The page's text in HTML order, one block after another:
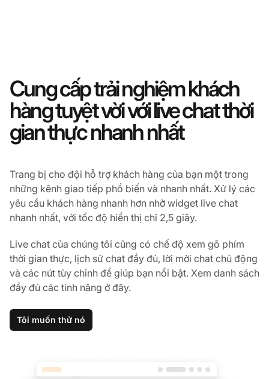
Cung cấp trải nghiệm khách
hàng tuyệt vời với live chat thời
gian thực nhanh nhất
Trang bị cho đội hỗ trợ khách hàng của bạn một trong
những kênh giao tiếp phổ biến và nhanh nhất. Xử lý các
yêu cầu khách hàng nhanh hơn nhờ widget live chat
nhanh nhất, với tốc độ hiển thị chỉ 2,5 giây.
Live chat của chúng tôi cũng có chế độ xem gõ phím
thời gian thực, lịch sử chat đầy đủ, lời mời chat chủ động
và các nút tùy chỉnh để giúp bạn nổi bật. Xem danh sách
đầy đủ các tính năng ở đây.
Tôi muốn thử nó